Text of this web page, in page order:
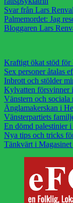
Svar från Lars
Palmemordet: Jag
Bloggaren Lars
Kraftigt ökat stöd för
Sex personer åtalas
Inbrott och stölder
Kylvatten försvinner
Vänstern och sociala
Änglamakerskan i
Vänsterpartiets
En dömd palestinier
Nya tips och tricks
Tänkvärt i